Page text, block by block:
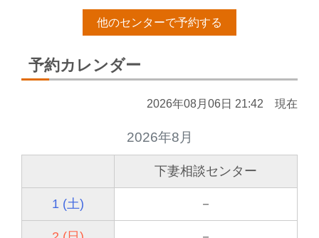
他のセンターで予約する
予約カレンダー
2026年08月06日 21:42 現在
2026年8月
下妻相談センター
1 (土) －